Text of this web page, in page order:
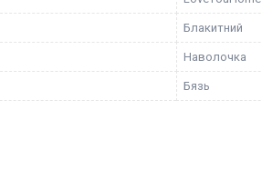
Блакитний
Наволочка
Бязь